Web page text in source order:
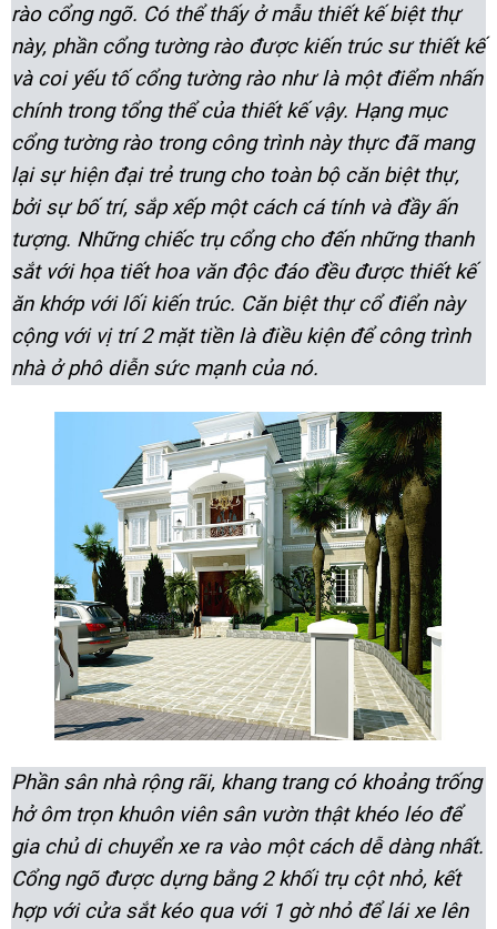
rào cổng ngõ. Có thể thấy ở mẫu thiết kế biệt thự
này, phần cổng tường rào được kiến trúc sư thiết kế
và coi yếu tố cổng tường rào như là một điểm nhấn
chính trong tổng thể của thiết kế vậy. Hạng mục
cổng tường rào trong công trình này thực đã mang
lại sự hiện đại trẻ trung cho toàn bộ căn biệt thự,
bởi sự bố trí, sắp xếp một cách cá tính và đầy ấn
tượng. Những chiếc trụ cổng cho đến những thanh
sắt với họa tiết hoa văn độc đáo đều được thiết kế
ăn khớp với lối kiến trúc. Căn biệt thự cổ điển này
cộng với vị trí 2 mặt tiền là điều kiện để công trình
nhà ở phô diễn sức mạnh của nó.
Phần sân nhà rộng rãi, khang trang có khoảng trống
hở ôm trọn khuôn viên sân vườn thật khéo léo để
gia chủ di chuyển xe ra vào một cách dễ dàng nhất.
Cổng ngõ được dựng bằng 2 khối trụ cột nhỏ, kết
hợp với cửa sắt kéo qua với 1 gờ nhỏ để lái xe lên